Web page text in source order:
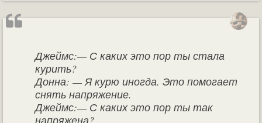
Джеймс:— С каких это пор ты стала
курить?
Донна: — Я курю иногда. Это помогает
снять напряжение.
Джеймс:— С каких это пор ты так
напряжена?